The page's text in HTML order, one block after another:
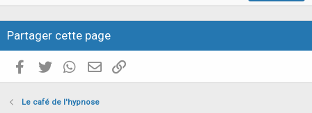
l
e
Partager cette page
Facebook
Twitter WhatsAppE-mail valide
Le café de l'hypnose